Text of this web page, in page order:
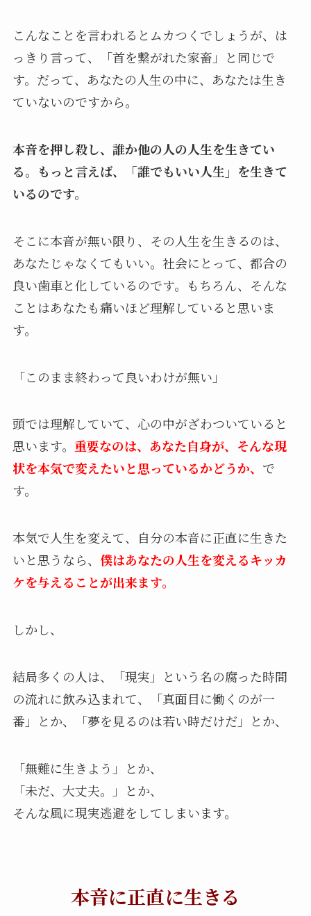
こんなことを言われるとムカつくでしょうが、は
っきり言って、「首を繋がれた家畜」と同じで
す。だって、あなたの人生の中に、あなたは生き
ていないのですから。
本音を押し殺し、誰か他の人の人生を生きてい
る。もっと言えば、「誰でもいい人生」を生きて
いるのです。
そこに本音が無い限り、その人生を生きるのは、
あなたじゃなくてもいい。社会にとって、都合の
良い歯車と化しているのです。もちろん、そんな
ことはあなたも痛いほど理解していると思いま
す。
「このまま終わって良いわけが無い」
頭では理解していて、心の中がざわついていると
思います。 重要なのは、あなた自身が、そんな現
状を本気で変えたいと思っているかどうか、 で
す。
本気で人生を変えて、自分の本音に正直に生きた
いと思うなら、 僕はあなたの人生を変えるキッカ
ケを与えることが出来ます。
しかし、
結局多くの人は、「現実」という名の腐った時間
の流れに飲み込まれて、「真面目に働くのが一
番」とか、「夢を見るのは若い時だけだ」とか、
「無難に生きよう」とか、
「未だ、大丈夫。」とか、
そんな風に現実逃避をしてしまいます。
本音に正直に生きる